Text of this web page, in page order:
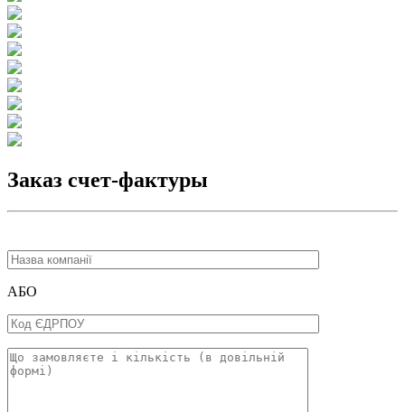
Заказ счет-фактуры
АБО